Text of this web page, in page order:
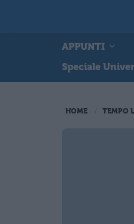
APPUNTI
Speciale
HOME TEMPO